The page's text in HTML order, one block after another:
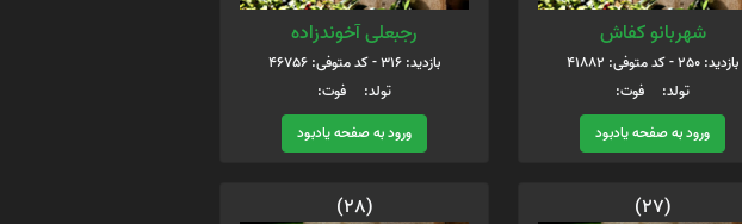
شهربانو کفاش
بازدید: 250 - کد متوفی: 41882
تولد: فوت:
ورود به صفحه یادبود
رجبعلی آخوندزاده
بازدید: 316 - کد متوفی: 46756
تولد: فوت:
ورود به صفحه یادبود
(27)
(28)